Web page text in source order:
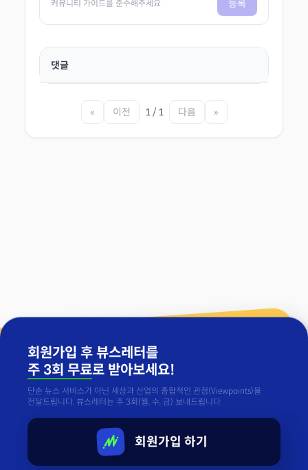
커뮤니티 가이드를 준수해주세요 등록
댓글
« 이전 1 / 1 다음 »
회원가입 후 뷰스레터를
주 3회 무료로 받아보세요!
단순 뉴스 서비스가 아닌 세상과 산업의 종합적인 관점(Viewpoints)을
전달드립니다. 뷰스레터는 주 3회(월, 수, 금) 보내드립니다.
회원가입 하기